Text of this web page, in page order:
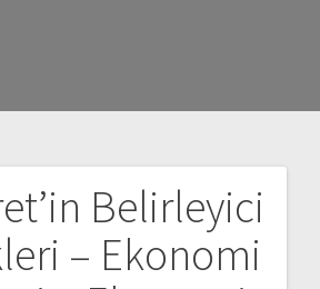
Belirleyici
– Ekonomi